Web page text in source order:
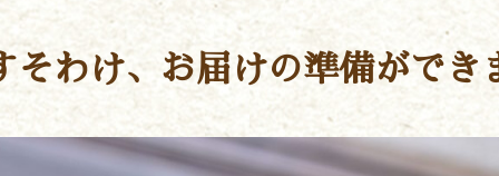
そわけ、お届けの準備ができ